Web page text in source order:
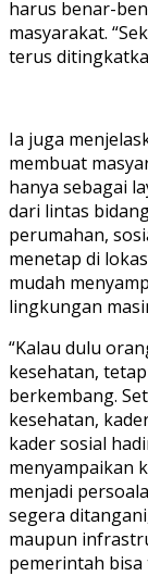
harus benar-
masyarakat.
terus
Ia juga
membuat
hanya sebagai
dari lintas
perumahan,
menetap di
mudah
lingkungan
“Kalau dulu
kesehatan,
berkembang.
kesehatan,
kader sosial
menyampaikan
menjadi
segera
maupun
pemerintah bisa